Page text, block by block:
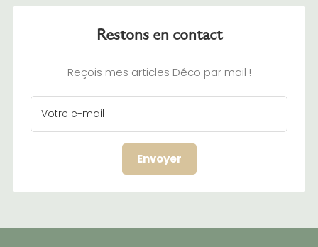
Restons en contact
Reçois mes articles Déco par mail !